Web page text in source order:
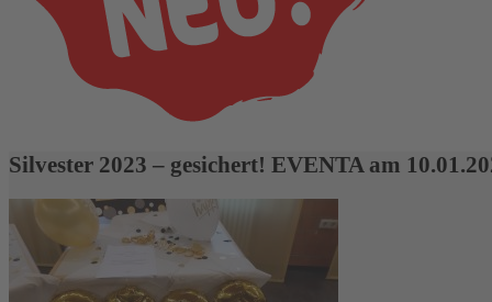
Silvester 2023 – gesichert! EVENTA am